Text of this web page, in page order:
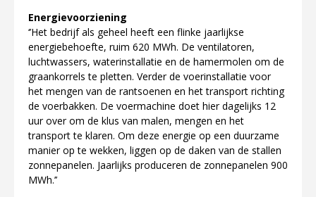
Energievoorziening
‘’Het bedrijf als geheel heeft een flinke jaarlijkse
energiebehoefte, ruim 620 MWh. De ventilatoren,
luchtwassers, waterinstallatie en de hamermolen om de
graankorrels te pletten. Verder de voerinstallatie voor
het mengen van de rantsoenen en het transport richting
de voerbakken. De voermachine doet hier dagelijks 12
uur over om de klus van malen, mengen en het
transport te klaren. Om deze energie op een duurzame
manier op te wekken, liggen op de daken van de stallen
zonnepanelen. Jaarlijks produceren de zonnepanelen 900
MWh.’’